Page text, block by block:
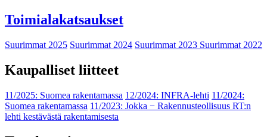
Toimialakatsaukset
Suurimmat 2025 Suurimmat 2024 Suurimmat 2023 Suurimmat 2022
Kaupalliset liitteet
11/2025: Suomea rakentamassa 12/2024: INFRA-lehti 11/2024:
Suomea rakentamassa 11/2023: Jokka − Rakennusteollisuus RT:n
lehti kestävästä rakentamisesta